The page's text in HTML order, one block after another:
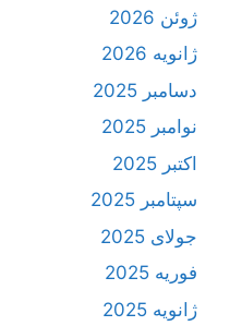
ژوئن 2026
ژانویه 2026
دسامبر 2025
نوامبر 2025
اکتبر 2025
سپتامبر 2025
جولای 2025
فوریه 2025
ژانویه 2025